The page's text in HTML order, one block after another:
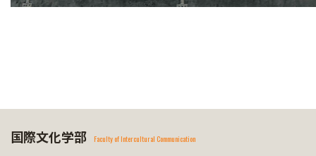
国際文化学部 Faculty of Intercultural Communication